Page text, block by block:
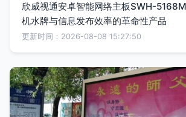
欣威视通安卓智能网络主板SWH-
机水牌与信息发布效率的革命性产品
更新时间：2026-08-08 15:27:50